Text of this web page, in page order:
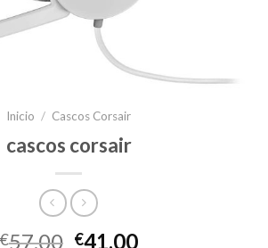
Inicio / Cascos Corsair
cascos corsair
€57.00 €41.00